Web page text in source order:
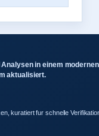
in einem modernen
aktualisiert.
kuratiert fur schnelle